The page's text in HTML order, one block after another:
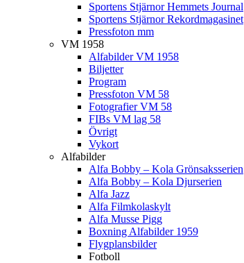
Sportens Stjärnor Hemmets Journal
Sportens Stjärnor Rekordmagasinet
Pressfoton mm
VM 1958
Alfabilder VM 1958
Biljetter
Program
Pressfoton VM 58
Fotografier VM 58
FIBs VM lag 58
Övrigt
Vykort
Alfabilder
Alfa Bobby – Kola Grönsaksserien
Alfa Bobby – Kola Djurserien
Alfa Jazz
Alfa Filmkolaskylt
Alfa Musse Pigg
Boxning Alfabilder 1959
Flygplansbilder
Fotboll